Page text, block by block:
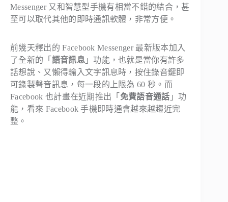
Messenger 又和智慧型手機有相當不錯的結合，甚
至可以取代其他的即時通訊軟體，非常方便。
前幾天釋出的 Facebook Messenger 最新版本加入
了全新的「 語音訊息」功能，也就是當你有許多
話想說、又懶得輸入文字訊息時，按住錄音鍵即
可錄製聲音訊息，每一段的上限為 60 秒。而
Facebook 也計畫在近期推出「 免費語音通話 」功
能，看來 Facebook 手機即時通會越來越趨近完
整。